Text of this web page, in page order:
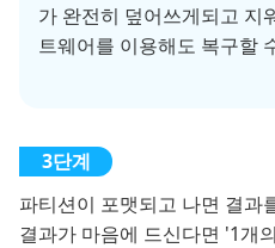
가 완전히 덮어쓰게되고 지
트웨어를 이용해도 복구할
파티션이 포맷되고 나면 결과
결과가 마음에 드신다면 '1개